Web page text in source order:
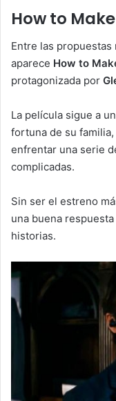
How to
Entre las
aparece How to
protagonizada por
La película sigue a
fortuna de su
enfrentar una serie
complicadas.
Sin ser el estreno
una buena
historias.